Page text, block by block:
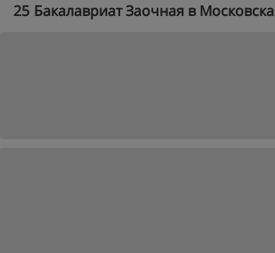
25 Бакалавриат Заочная в